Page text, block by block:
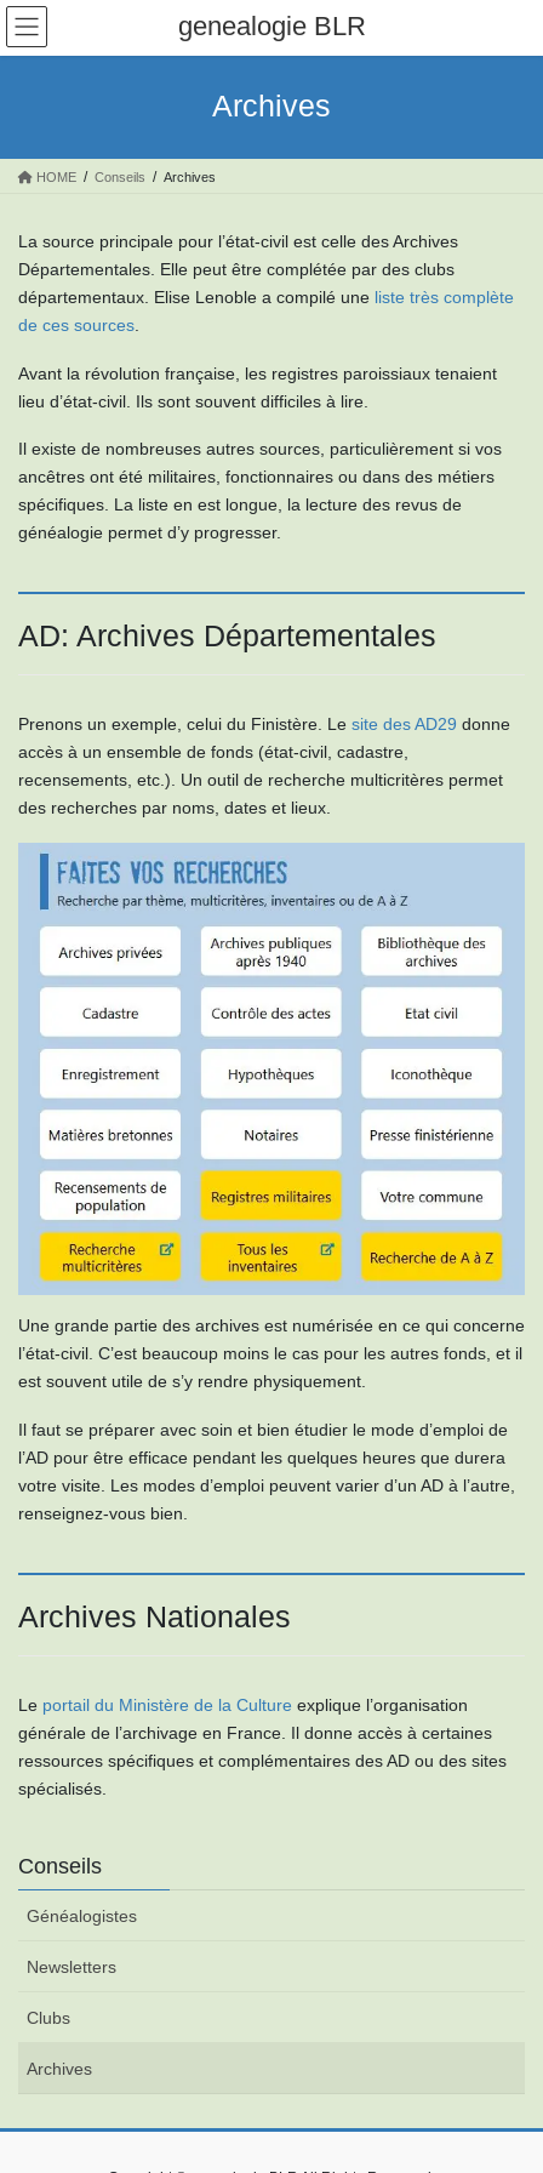
Skip
the
Skip
the
genealogie BLR
Archives
HOME Conseils Archives
La source principale pour l’état-civil est celle des Archives
Départementales. Elle peut être complétée par des clubs
départementaux. Elise Lenoble a compilé une liste très complète
de ces sources
Avant la révolution française, les registres paroissiaux tenaient
lieu d’état-civil. Ils sont souvent difficiles à lire.
Il existe de nombreuses autres sources, particulièrement si vos
ancêtres ont été militaires, fonctionnaires ou dans des métiers
spécifiques. La liste en est longue, la lecture des revus de
généalogie permet d’y progresser.
AD: Archives Départementales
Prenons un exemple, celui du Finistère. Le site des AD29 donne
accès à un ensemble de fonds (état-civil, cadastre,
recensements, etc.). Un outil de recherche multicritères permet
des recherches par noms, dates et lieux.
Une grande partie des archives est numérisée en ce qui concerne
l’état-civil. C’est beaucoup moins le cas pour les autres fonds, et il
est souvent utile de s’y rendre physiquement.
Il faut se préparer avec soin et bien étudier le mode d’emploi de
l’AD pour être efficace pendant les quelques heures que durera
votre visite. Les modes d’emploi peuvent varier d’un AD à l’autre,
renseignez-vous bien.
Archives Nationales
Le portail du Ministère de la Culture explique l’organisation
générale de l’archivage en France. Il donne accès à certaines
ressources spécifiques et complémentaires des AD ou des sites
spécialisés.
Conseils
Généalogistes
Newsletters
Clubs
Archives